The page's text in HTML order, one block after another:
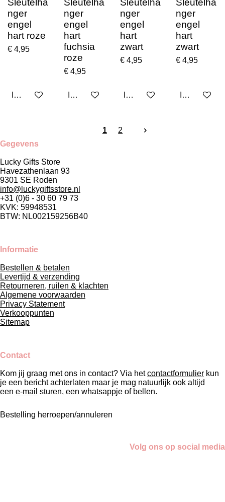
nger
engel
hart roze
€ 4,95
In winkelwagen
nger
engel
hart
fuchsia
roze
€ 4,95
In winkelwagen
nger
engel
hart
zwart
€ 4,95
In winkelwagen
nger
engel
hart
zwart
€ 4,95
In
1
2
Gegevens
Lucky Gifts Store
Havezathenlaan 93
9301 SE Roden
info@luckygiftsstore.nl
+31 (0)6 - 30 60 79 73
KVK: 59948531
BTW: NL002159256B40
Informatie
Bestellen & betalen
Levertijd & verzending
Retourneren, ruilen & klachten
Algemene voorwaarden
Privacy Statement
Verkooppunten
Sitemap
Contact
Kom jij graag met ons in contact? Via hetcontactformulier kun
je een bericht achterlaten maar je mag natuurlijk ook altijd
een e-mail sturen, een whatsappje of bellen.
Bestelling herroepen/annuleren
Volg ons op social media